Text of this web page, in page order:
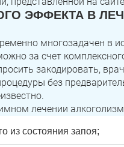
ЭФФЕКТА В
многозадачен в
за счет
закодировать,
без
лечении
из состояния запоя;